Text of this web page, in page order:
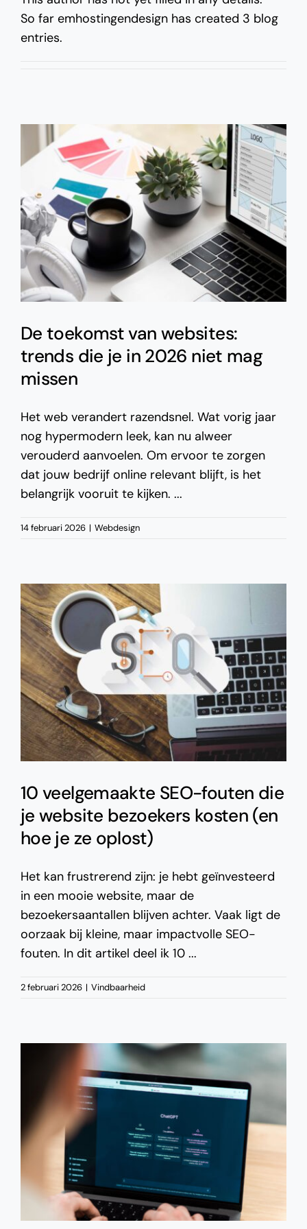
So far emhostingendesign has created 3 blog
entries.
De toekomst van websites:
trends die je in 2026 niet mag
missen
Het web verandert razendsnel. Wat vorig jaar
nog hypermodern leek, kan nu alweer
verouderd aanvoelen. Om ervoor te zorgen
dat jouw bedrijf online relevant blijft, is het
belangrijk vooruit te kijken. ...
14 februari 2026 | Webdesign
10 veelgemaakte SEO-fouten die
je website bezoekers kosten (en
hoe je ze oplost)
Het kan frustrerend zijn: je hebt geïnvesteerd
in een mooie website, maar de
bezoekersaantallen blijven achter. Vaak ligt de
oorzaak bij kleine, maar impactvolle SEO-
fouten. In dit artikel deel ik 10 ...
2 februari 2026 | Vindbaarheid